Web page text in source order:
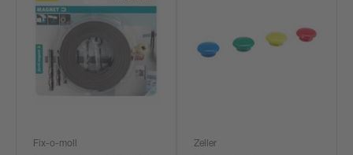
Fix-o-moll Zeller